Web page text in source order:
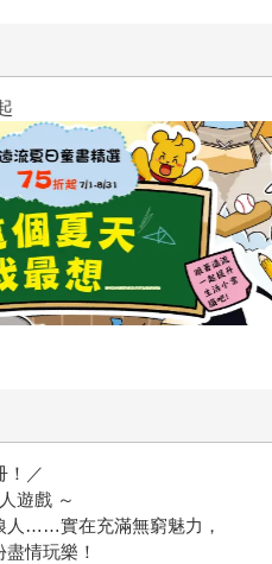
！／
遊戲 ～
人……實在充滿無窮魅力，
情玩樂！